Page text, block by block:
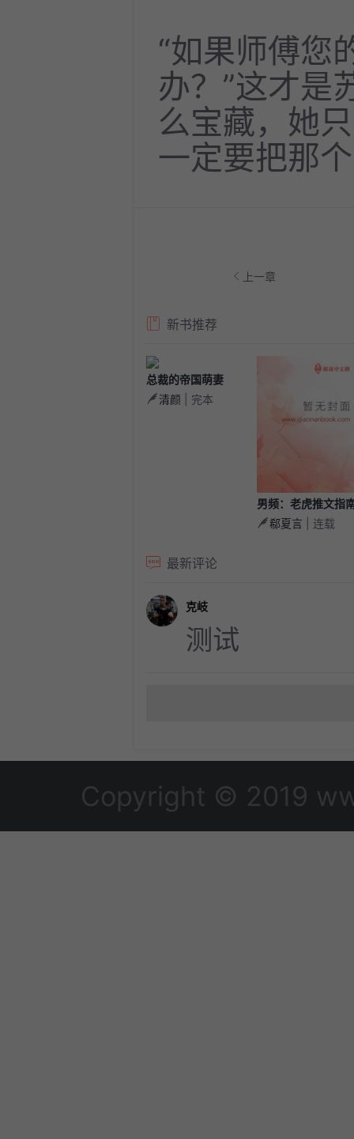
“如果师傅您
办？”这才是
么宝藏，她
一定要把那
上一章
新书推荐
总裁的帝国萌妻
清颜 | 完本
男频：老虎推文指
【一章一条】
郗夏言 | 连载
最新评论
克岐
测试
Copyright © 2019